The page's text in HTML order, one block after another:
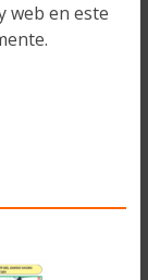
web en este